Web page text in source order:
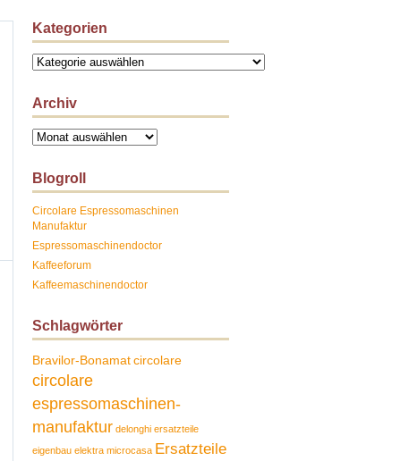
Kategorien
Kategorien
Archiv
Archiv
Blogroll
Circolare Espressomaschinen
Manufaktur
Espressomaschinendoctor
Kaffeeforum
Kaffeemaschinendoctor
Schlagwörter
Bravilor-Bonamat circolare
circolare
espressomaschinen-
manufaktur delonghi ersatzteile
eigenbau elektra microcasa Ersatzteile